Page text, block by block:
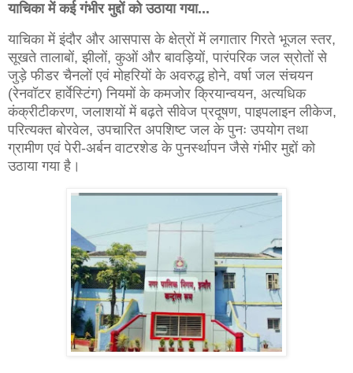
याचिका में कई गंभीर मुद्दों को उठाया गया...
याचिका में इंदौर और आसपास के क्षेत्रों में लगातार गिरते भूजल स्तर,
सूखते तालाबों, झीलों, कुओं और बावड़ियों, पारंपरिक जल स्रोतों से
जुड़े फीडर चैनलों एवं मोहरियों के अवरुद्ध होने, वर्षा जल संचयन
(रेनवॉटर हार्वेस्टिंग) नियमों के कमजोर क्रियान्वयन, अत्यधिक
कंक्रीटीकरण, जलाशयों में बढ़ते सीवेज प्रदूषण, पाइपलाइन लीकेज,
परित्यक्त बोरवेल, उपचारित अपशिष्ट जल के पुनः उपयोग तथा
ग्रामीण एवं पेरी-अर्बन वाटरशेड के पुनर्स्थापन जैसे गंभीर मुद्दों को
उठाया गया है।